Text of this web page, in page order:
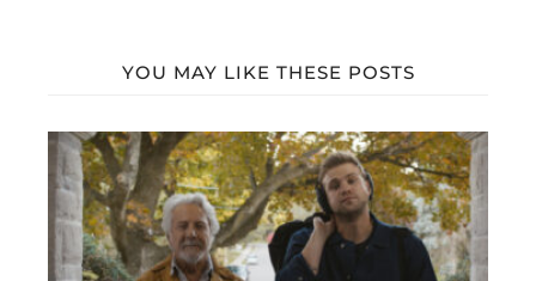
YOU MAY LIKE THESE POSTS